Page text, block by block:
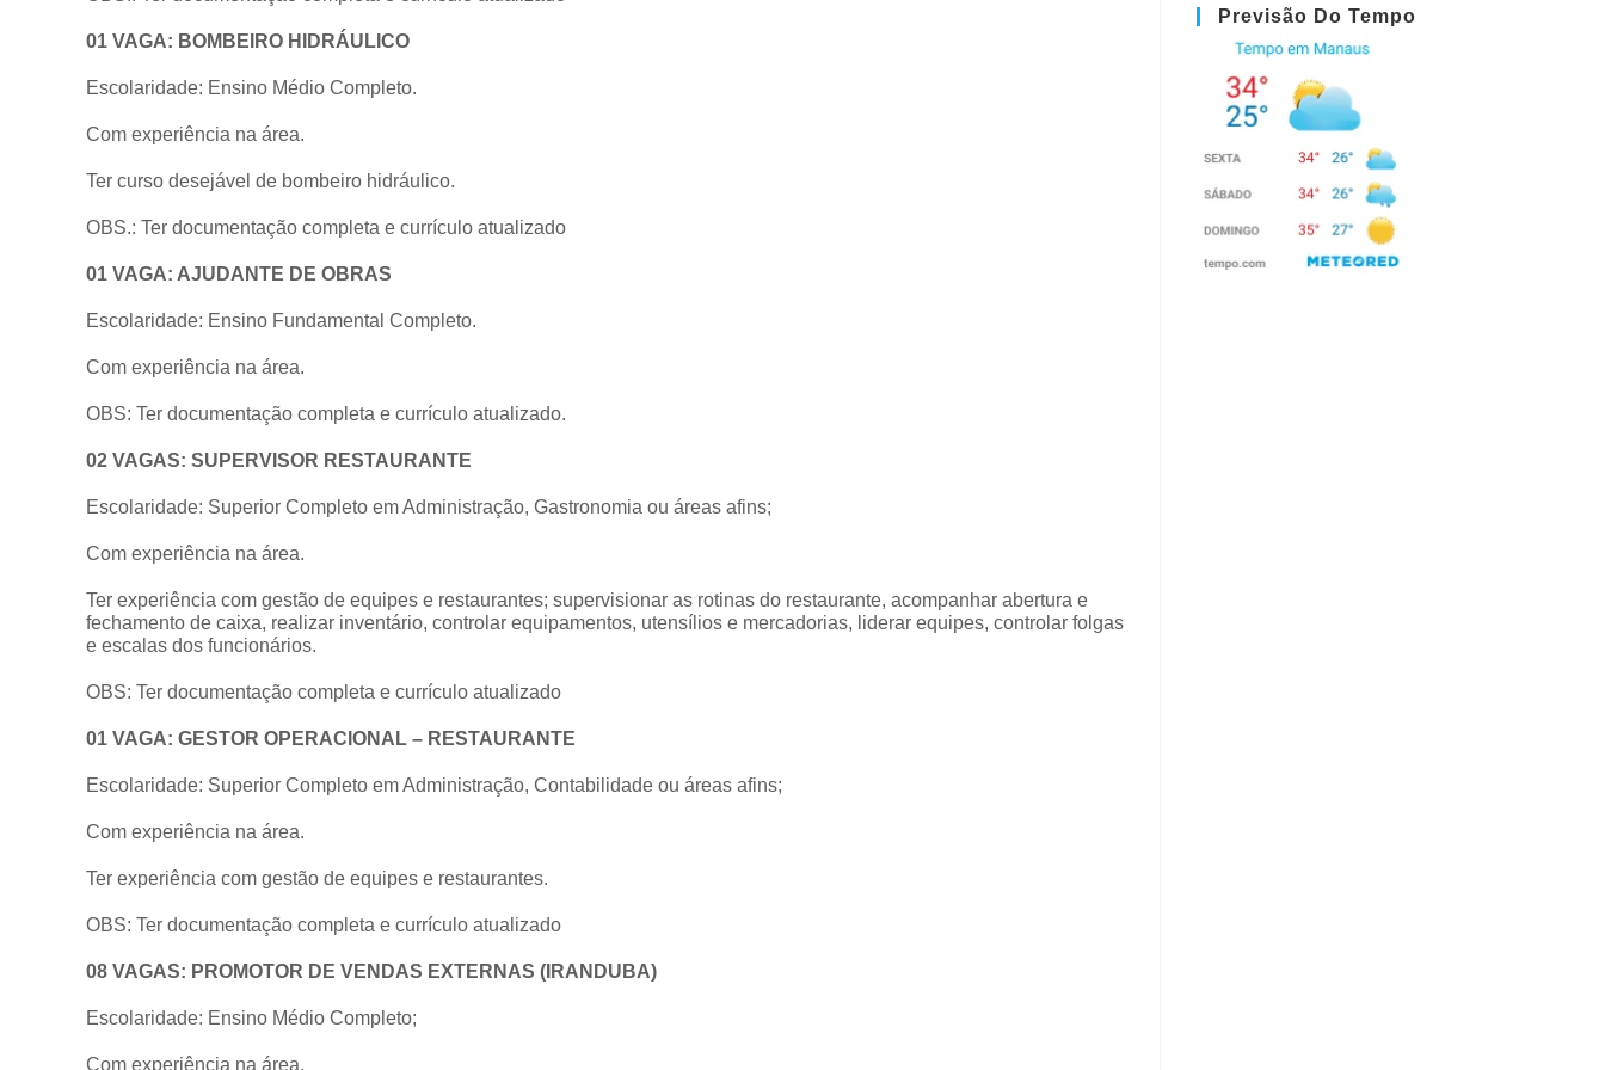
01 VAGA: BOMBEIRO HIDRÁULICO
Escolaridade: Ensino Médio Completo.
Com experiência na área.
Ter curso desejável de bombeiro hidráulico.
OBS.: Ter documentação completa e currículo atualizado
01 VAGA: AJUDANTE DE OBRAS
Escolaridade: Ensino Fundamental Completo.
Com experiência na área.
OBS: Ter documentação completa e currículo atualizado.
02 VAGAS: SUPERVISOR RESTAURANTE
Escolaridade: Superior Completo em Administração, Gastronomia ou áreas afins;
Com experiência na área.
Ter experiência com gestão de equipes e restaurantes; supervisionar as rotinas do restaurante, acompanhar abertura e
fechamento de caixa, realizar inventário, controlar equipamentos, utensílios e mercadorias, liderar equipes, controlar folgas
e escalas dos funcionários.
OBS: Ter documentação completa e currículo atualizado
01 VAGA: GESTOR OPERACIONAL – RESTAURANTE
Escolaridade: Superior Completo em Administração, Contabilidade ou áreas afins;
Com experiência na área.
Ter experiência com gestão de equipes e restaurantes.
OBS: Ter documentação completa e currículo atualizado
08 VAGAS: PROMOTOR DE VENDAS EXTERNAS (IRANDUBA)
Escolaridade: Ensino Médio Completo;
Com experiência na área.
Previsão Do Tempo